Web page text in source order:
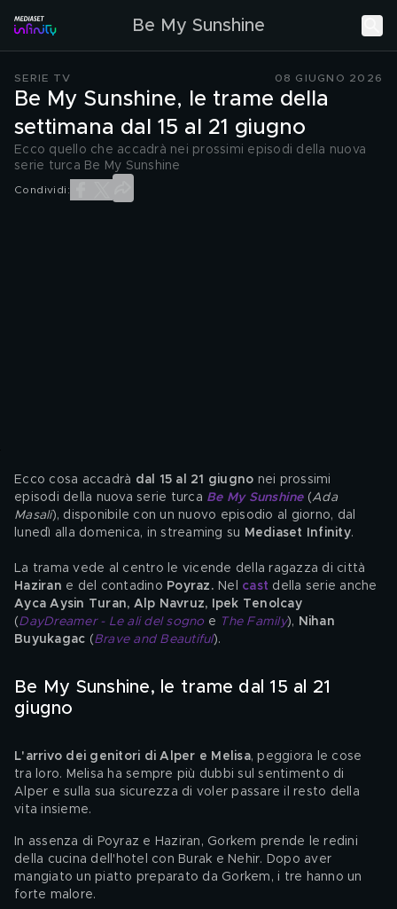
Be My Sunshine
SERIE TV 08 GIUGNO 2026
Be My Sunshine, le trame della
settimana dal 15 al 21 giugno
Ecco quello che accadrà nei prossimi episodi della nuova
serie turca Be My Sunshine
Condividi:
Ecco cosa accadrà dal 15 al 21 giugno nei prossimi
episodi della nuova serie turca Be My Sunshine (Ada
Masali), disponibile con un nuovo episodio al giorno, dal
lunedì alla domenica, in streaming su Mediaset Infinity.
La trama vede al centro le vicende della ragazza di città
Haziran e del contadino Poyraz. Nel cast della serie anche
Ayca Aysin Turan, Alp Navruz, Ipek Tenolcay
(DayDreamer - Le ali del sogno e The Family), Nihan
Buyukagac (Brave and Beautiful).
Be My Sunshine, le trame dal 15 al 21
giugno
L'arrivo dei genitori di Alper e Melisa, peggiora le cose
tra loro. Melisa ha sempre più dubbi sul sentimento di
Alper e sulla sua sicurezza di voler passare il resto della
vita insieme.
In assenza di Poyraz e Haziran, Gorkem prende le redini
della cucina dell'hotel con Burak e Nehir. Dopo aver
mangiato un piatto preparato da Gorkem, i tre hanno un
forte malore.